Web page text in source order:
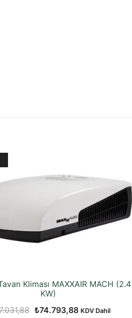
Kliması MAXXAIR MACH (2.4
KW)
Orijinal
₺74.793,88Şu
KDV Dahil